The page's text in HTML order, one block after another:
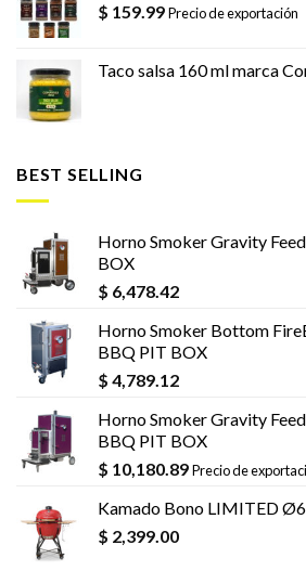
$ 159.99Precio de exportación
Taco salsa 160 ml marca
BEST SELLING
Horno Smoker Gravity
BOX
$ 6,478.42
Horno Smoker Bottom
BBQ PIT BOX
$ 4,789.12
Horno Smoker Gravity
BBQ PIT BOX
$ 10,180.89Precio de
Kamado Bono LIMITED
$ 2,399.00